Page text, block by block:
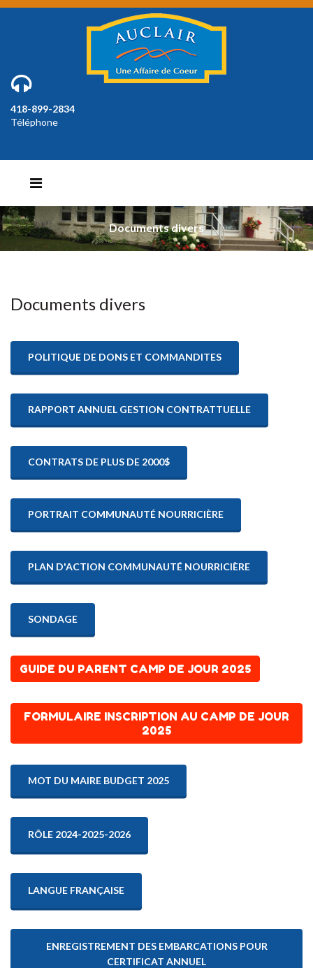
418-899-2834
Téléphone
Documents divers
Documents divers
POLITIQUE DE DONS ET COMMANDITES
RAPPORT ANNUEL GESTION CONTRATTUELLE
CONTRATS DE PLUS DE 2000$
PORTRAIT COMMUNAUTÉ NOURRICIÈRE
PLAN D'ACTION COMMUNAUTÉ NOURRICIÈRE
SONDAGE
GUIDE DU PARENT CAMP DE JOUR 2025
FORMULAIRE INSCRIPTION AU CAMP DE JOUR
2025
MOT DU MAIRE BUDGET 2025
RÔLE 2024-2025-2026
LANGUE FRANÇAISE
ENREGISTREMENT DES EMBARCATIONS POUR
CERTIFICAT ANNUEL